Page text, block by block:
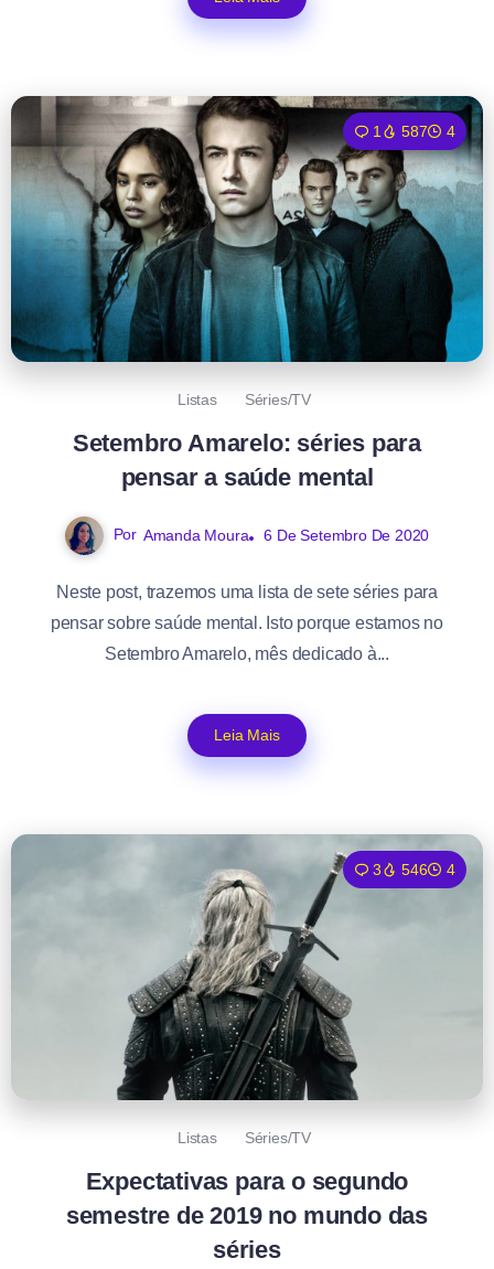
1 587 4
Listas Séries/TV
Setembro Amarelo: séries para
pensar a saúde mental
Por Amanda Moura 6 De Setembro De 2020
Neste post, trazemos uma lista de sete séries para
pensar sobre saúde mental. Isto porque estamos no
Setembro Amarelo, mês dedicado à...
Leia Mais
3 546 4
Listas Séries/TV
Expectativas para o segundo
semestre de 2019 no mundo das
séries